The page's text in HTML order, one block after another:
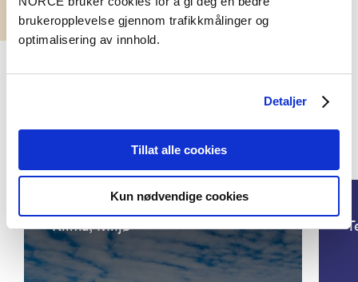
brukeropplevelse gjennom trafikkmålinger og
optimalisering av innhold.
Detaljer
Tillat alle cookies
Kun nødvendige cookies
Klima, Miljø